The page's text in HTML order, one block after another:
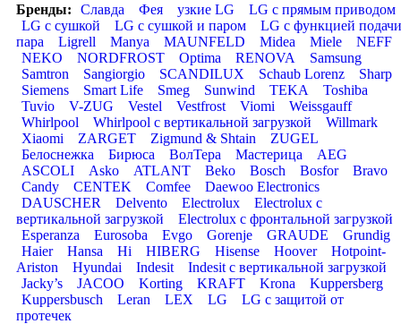
Бренды:
Славда Фея узкие LG
LG с прямым приводом
LG с сушкой
LG с сушкой и паром
LG с функцией подачи
пара
Ligrell Manya MAUNFELD Midea Miele
NEFF
NEKO
NORDFROST Optima RENOVA
Samsung
Samtron
Sangiorgio SCANDILUX Schaub Lorenz
Sharp
Siemens
Smart Life Smeg Sunwind TEKA
Toshiba
Tuvio
V-ZUG Vestel Vestfrost Viomi
Weissgauff
Whirlpool
Whirlpool с вертикальной загрузкой
Willmark
Xiaomi
ZARGET Zigmund & Shtain
ZUGEL
Белоснежка
Бирюса ВолТера Мастерица
AEG
ASCOLI
Asko ATLANT Beko Bosch Bosfor
Bravo
Candy
CENTEK Comfee
Daewoo Electronics
DAUSCHER
Delvento Electrolux
Electrolux с
вертикальной загрузкой
Electrolux с фронтальной загрузкой
Esperanza
Eurosoba Evgo Gorenje GRAUDE
Grundig
Haier
Hansa Hi HIBERG Hisense Hoover
Hotpoint-
Ariston
Hyundai Indesit
Indesit с вертикальной загрузкой
Jacky’s
JACOO Korting KRAFT Krona
Kuppersberg
Kuppersbusch
Leran LEX LG
LG с защитой от
протечек